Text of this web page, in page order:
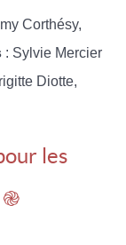
Corthésy,
: Sylvie Mercier
Diotte,
les
֎